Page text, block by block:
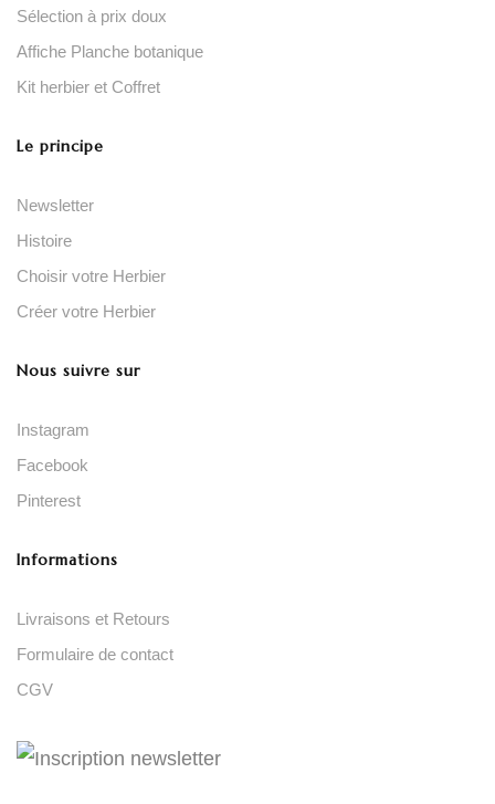
Sélection à prix doux
Affiche Planche botanique
Kit herbier et Coffret
Le principe
Newsletter
Histoire
Choisir votre Herbier
Créer votre Herbier
Nous suivre sur
Instagram
Facebook
Pinterest
Informations
Livraisons et Retours
Formulaire de contact
CGV